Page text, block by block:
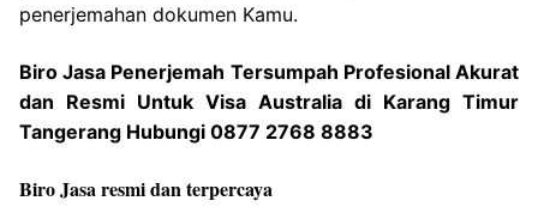
penerjemahan dokumen Kamu.
Biro Jasa Penerjemah Tersumpah Profesional Akurat
dan Resmi Untuk Visa Australia di Karang Timur
Tangerang Hubungi 0877 2768 8883
Biro Jasa resmi dan terpercaya